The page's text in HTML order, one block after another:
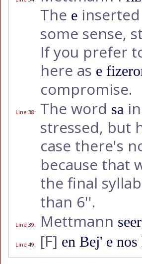
The e
some sense,
If you prefer
here as e
compromise.
Line 38: The word sa
stressed, but
case there's
because that
the final
than 6''.
Line 39: Mettmann seer
Line 49: [F] en Bej' e nos